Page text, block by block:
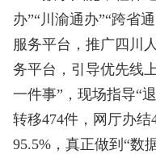
办”“川渝通办”“跨省
服务平台，推广四川
务平台，引导优先线
一件事”，现场指导“
转移474件，网厅办
95.5%，真正做到“数